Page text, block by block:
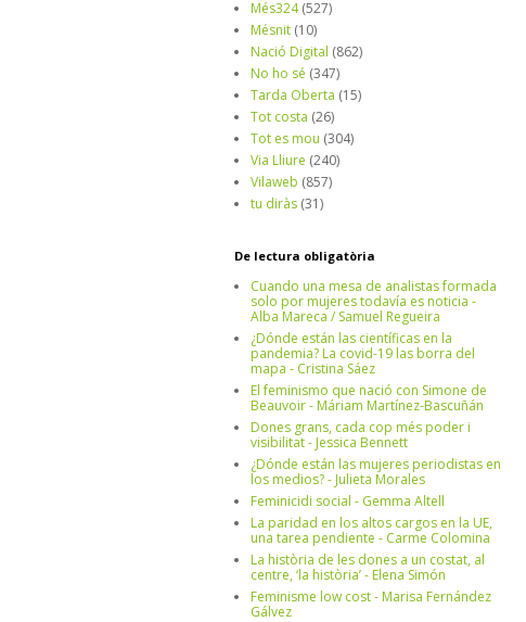
Més324 (527)
Mésnit (10)
Nació Digital (862)
No ho sé (347)
Tarda Oberta (15)
Tot costa (26)
Tot es mou (304)
Via Lliure (240)
Vilaweb (857)
tu diràs (31)
De lectura obligatòria
Cuando una mesa de analistas formada
solo por mujeres todavía es noticia -
Alba Mareca / Samuel Regueira
¿Dónde están las científicas en la
pandemia? La covid-19 las borra del
mapa - Cristina Sáez
El feminismo que nació con Simone de
Beauvoir - Máriam Martínez-Bascuñán
Dones grans, cada cop més poder i
visibilitat - Jessica Bennett
¿Dónde están las mujeres periodistas en
los medios? - Julieta Morales
Feminicidi social - Gemma Altell
La paridad en los altos cargos en la UE,
una tarea pendiente - Carme Colomina
La història de les dones a un costat, al
centre, ‘la història’ - Elena Simón
Feminisme low cost - Marisa Fernández
Gálvez